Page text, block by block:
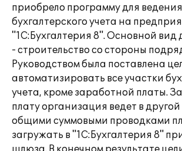
приобрело программу для ведения
бухгалтерского учета на
"1С:Бухгалтерия 8". Основной вид
- строительство со стороны
Руководством была поставлена
автоматизировать все участки
учета, кроме заработной платы.
плату организация ведет в
общими суммовыми проводками
загружать в "1С:Бухгалтерия 8"